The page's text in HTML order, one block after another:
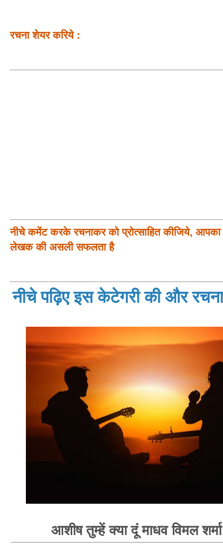
रचना शेयर करिये :
नीचे कमेंट करके रचनाकर को प्रोत्साहित कीजिये, आपका
लेखक की असली सफलता है
नीचे पढ़िए इस केटेगरी की और
आशीष तुम्हें क्या दूं माधव विमल